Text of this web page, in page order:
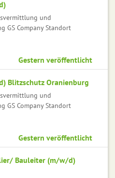
und
GS Company Standort
Gestern veröffentlicht
Blitzschutz Oranienburg
und
GS Company Standort
Gestern veröffentlicht
Bauleiter (m/w/d)